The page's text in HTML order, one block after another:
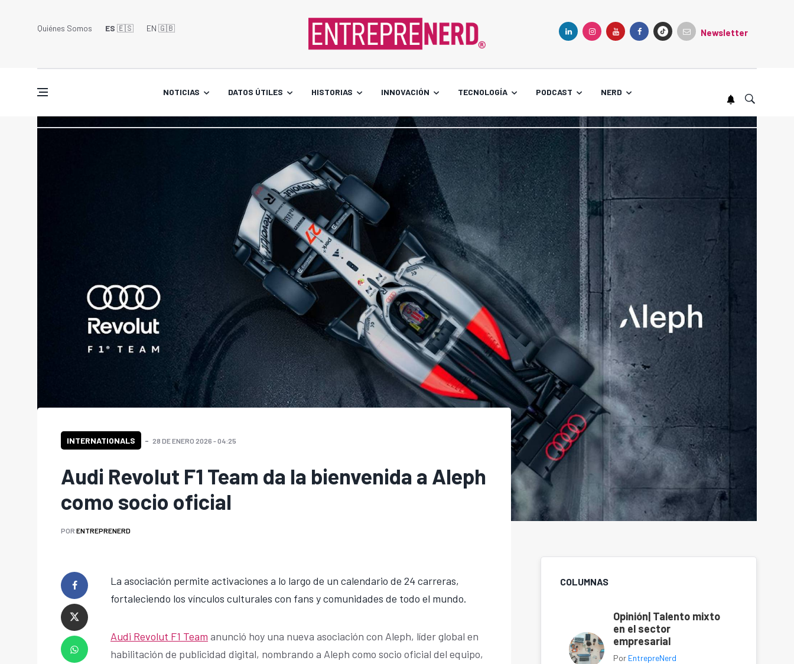
Quiénes Somos ES 🇪🇸 EN 🇬🇧󠁢󠁥󠁮󠁧󠁿 Newsletter
NOTICIAS DATOS ÚTILES HISTORIAS INNOVACIÓN TECNOLOGÍA PODCAST NERD
INTERNATIONALS 28 DE ENERO 2026 - 04:25
Audi Revolut F1 Team da la bienvenida a Aleph
como socio oficial
POR ENTREPRENERD
La asociación permite activaciones a lo largo de un calendario de 24 carreras,
fortaleciendo los vínculos culturales con fans y comunidades de todo el mundo.
Audi Revolut F1 Team anunció hoy una nueva asociación con Aleph, líder global en
habilitación de publicidad digital, nombrando a Aleph como socio oficial del equipo,
COLUMNAS
Opinión| Talento mixto
en el sector
empresarial
Por EntrepreNerd